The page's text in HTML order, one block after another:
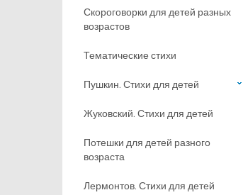
Скороговорки для детей разных
возрастов
Тематические стихи
Пушкин. Стихи для детей
Жуковский. Стихи для детей
Потешки для детей разного
возраста
Лермонтов. Стихи для детей